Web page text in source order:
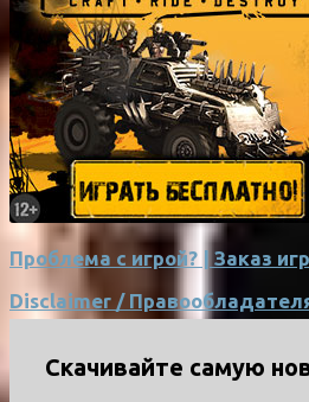
Проблема с игрой? | Заказ игр
Disclaimer /
Скачивайте самую